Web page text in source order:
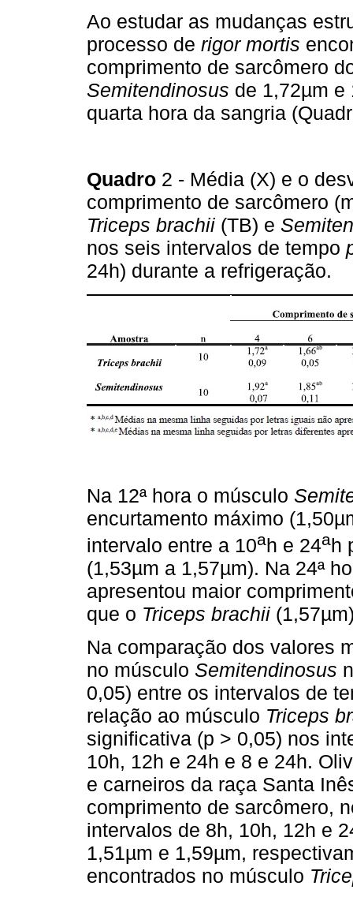
Ao estudar as mudanças
processo de rigor mortis
comprimento de sarcômero
Semitendinosus de 1,72µm e
quarta hora da sangria
Quadro 2 - Média (X) e o
comprimento de sarcômero
Triceps brachii (TB) e
nos seis intervalos de tempo
24h) durante a refrigeração.
Na 12ª hora o músculo
encurtamento máximo
intervalo entre a 10ah e 24ah
(1,53µm a 1,57µm). Na 24ª
apresentou maior
que o Triceps brachii
Na comparação dos valores
no músculo Semitendinosus
0,05) entre os intervalos de
relação ao músculo Triceps
significativa (p > 0,05) nos
10h, 12h e 24h e 8 e 24h.
e carneiros da raça Santa
comprimento de sarcômero,
intervalos de 8h, 10h, 12h e
1,51µm e 1,59µm,
encontrados no músculo